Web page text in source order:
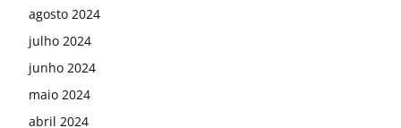
agosto 2024
julho 2024
junho 2024
maio 2024
abril 2024